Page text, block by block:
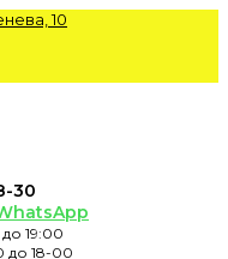
10
30
19:00
до 18-00